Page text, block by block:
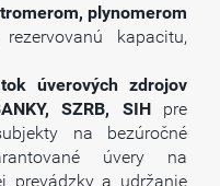
plynomerom
kapacitu,
úverových zdrojov
SZRB, SIHpre
na bezúročné
úvery na
prevádzky a udržanie